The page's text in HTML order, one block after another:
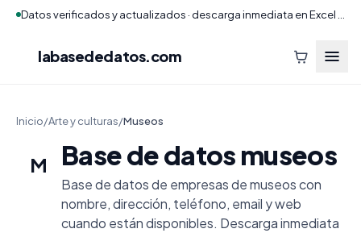
labasededatos.com
Inicio/Arte y culturas/Museos
M Base de datos museos
Base de datos de empresas de museos con
nombre, dirección, teléfono, email y web
cuando están disponibles. Descarga inmediata